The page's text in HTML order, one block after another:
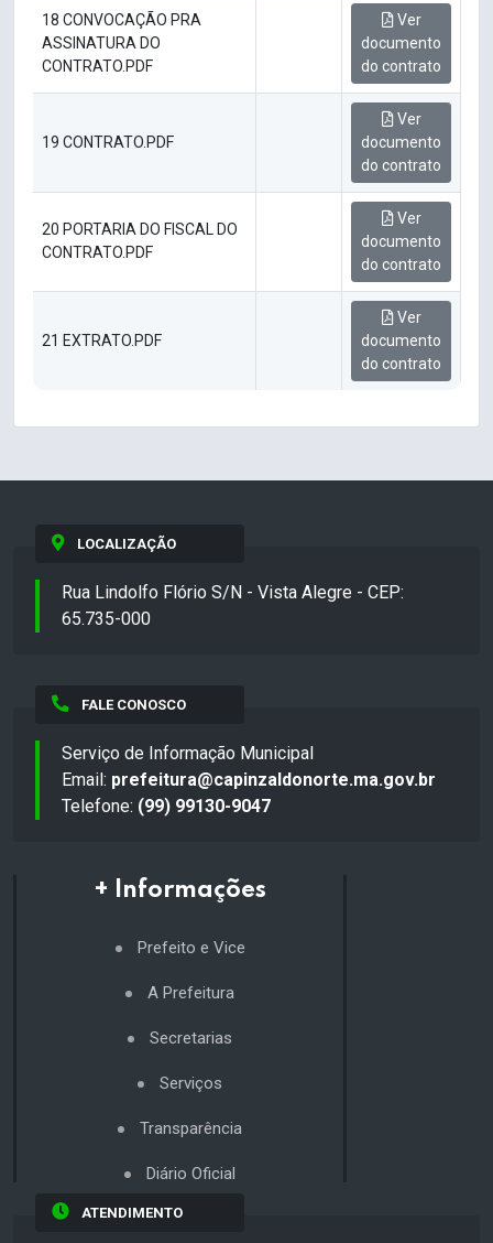
18 CONVOCAÇÃO PRA
ASSINATURA DO
CONTRATO.PDF
Ver
documento
do contrato
19 CONTRATO.PDF
Ver
documento
do contrato
20 PORTARIA DO FISCAL DO
CONTRATO.PDF
Ver
documento
do contrato
21 EXTRATO.PDF
Ver
documento
do contrato
LOCALIZAÇÃO
Rua Lindolfo Flório S/N - Vista Alegre - CEP:
65.735-000
FALE CONOSCO
Serviço de Informação Municipal
Email: prefeitura@capinzaldonorte.ma.gov.br
Telefone: (99) 99130-9047
+ Informações
Prefeito e Vice
A Prefeitura
Secretarias
Serviços
Transparência
Diário Oficial
ATENDIMENTO